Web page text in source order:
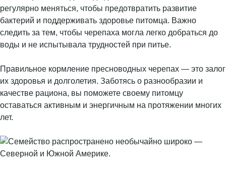
регулярно меняться, чтобы предотвратить развитие
бактерий и поддерживать здоровье питомца. Важно
следить за тем, чтобы черепаха могла легко добраться до
воды и не испытывала трудностей при питье.
Правильное кормление пресноводных черепах — это залог
их здоровья и долголетия. Заботясь о разнообразии и
качестве рациона, вы поможете своему питомцу
оставаться активным и энергичным на протяжении многих
лет.